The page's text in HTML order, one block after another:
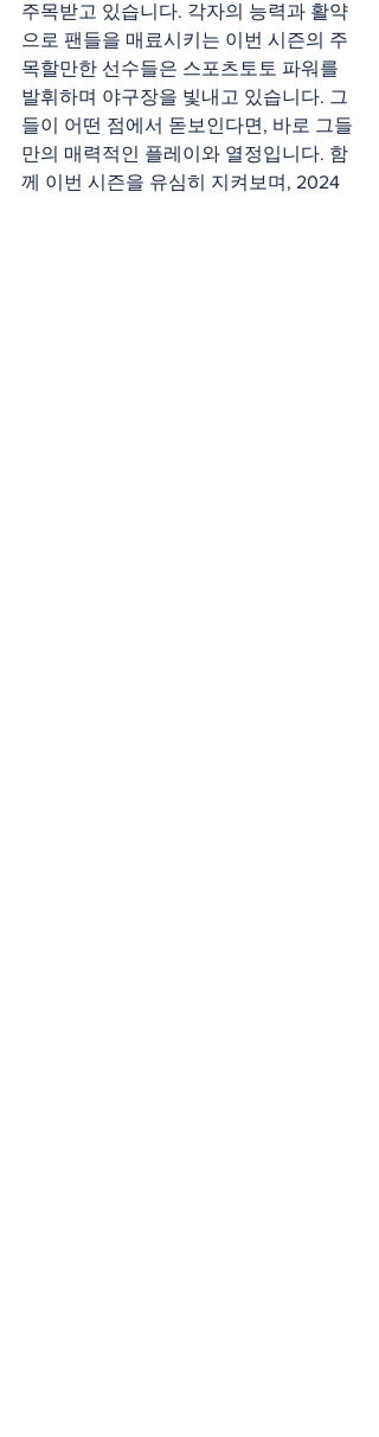
주목받고 있습니다. 각자의 능력과 활약
으로 팬들을 매료시키는 이번 시즌의 주
목할만한 선수들은 스포츠토토 파워를
발휘하며 야구장을 빛내고 있습니다. 그
들이 어떤 점에서 돋보인다면, 바로 그들
만의 매력적인 플레이와 열정입니다. 함
께 이번 시즌을 유심히 지켜보며, 2024